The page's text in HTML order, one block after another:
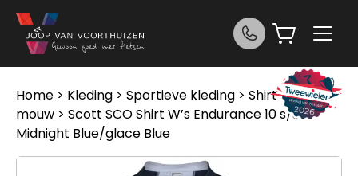
Ga naar de inhoud
Home > Kleding > Sportieve kleding > Shirt korte
mouw > Scott SCO Shirt W’s Endurance 10 s/sl
Midnight Blue/glace Blue